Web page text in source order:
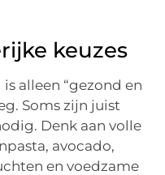
keuzes
alleen “gezond en
Soms zijn juist
Denk aan volle
avocado,
en voedzame